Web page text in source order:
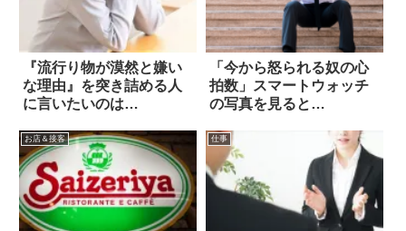
『流行り物が漠然と嫌い
な理由』を突き詰める人
に言いたいのは…
「今から怒られる奴の心
拍数」スマートウォッチ
の写真を見ると…
お店＆接客 仕事